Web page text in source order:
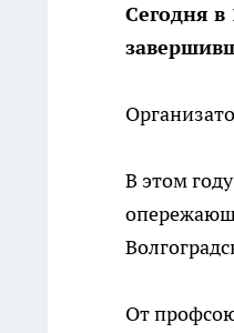
Сегодня
В этом
От